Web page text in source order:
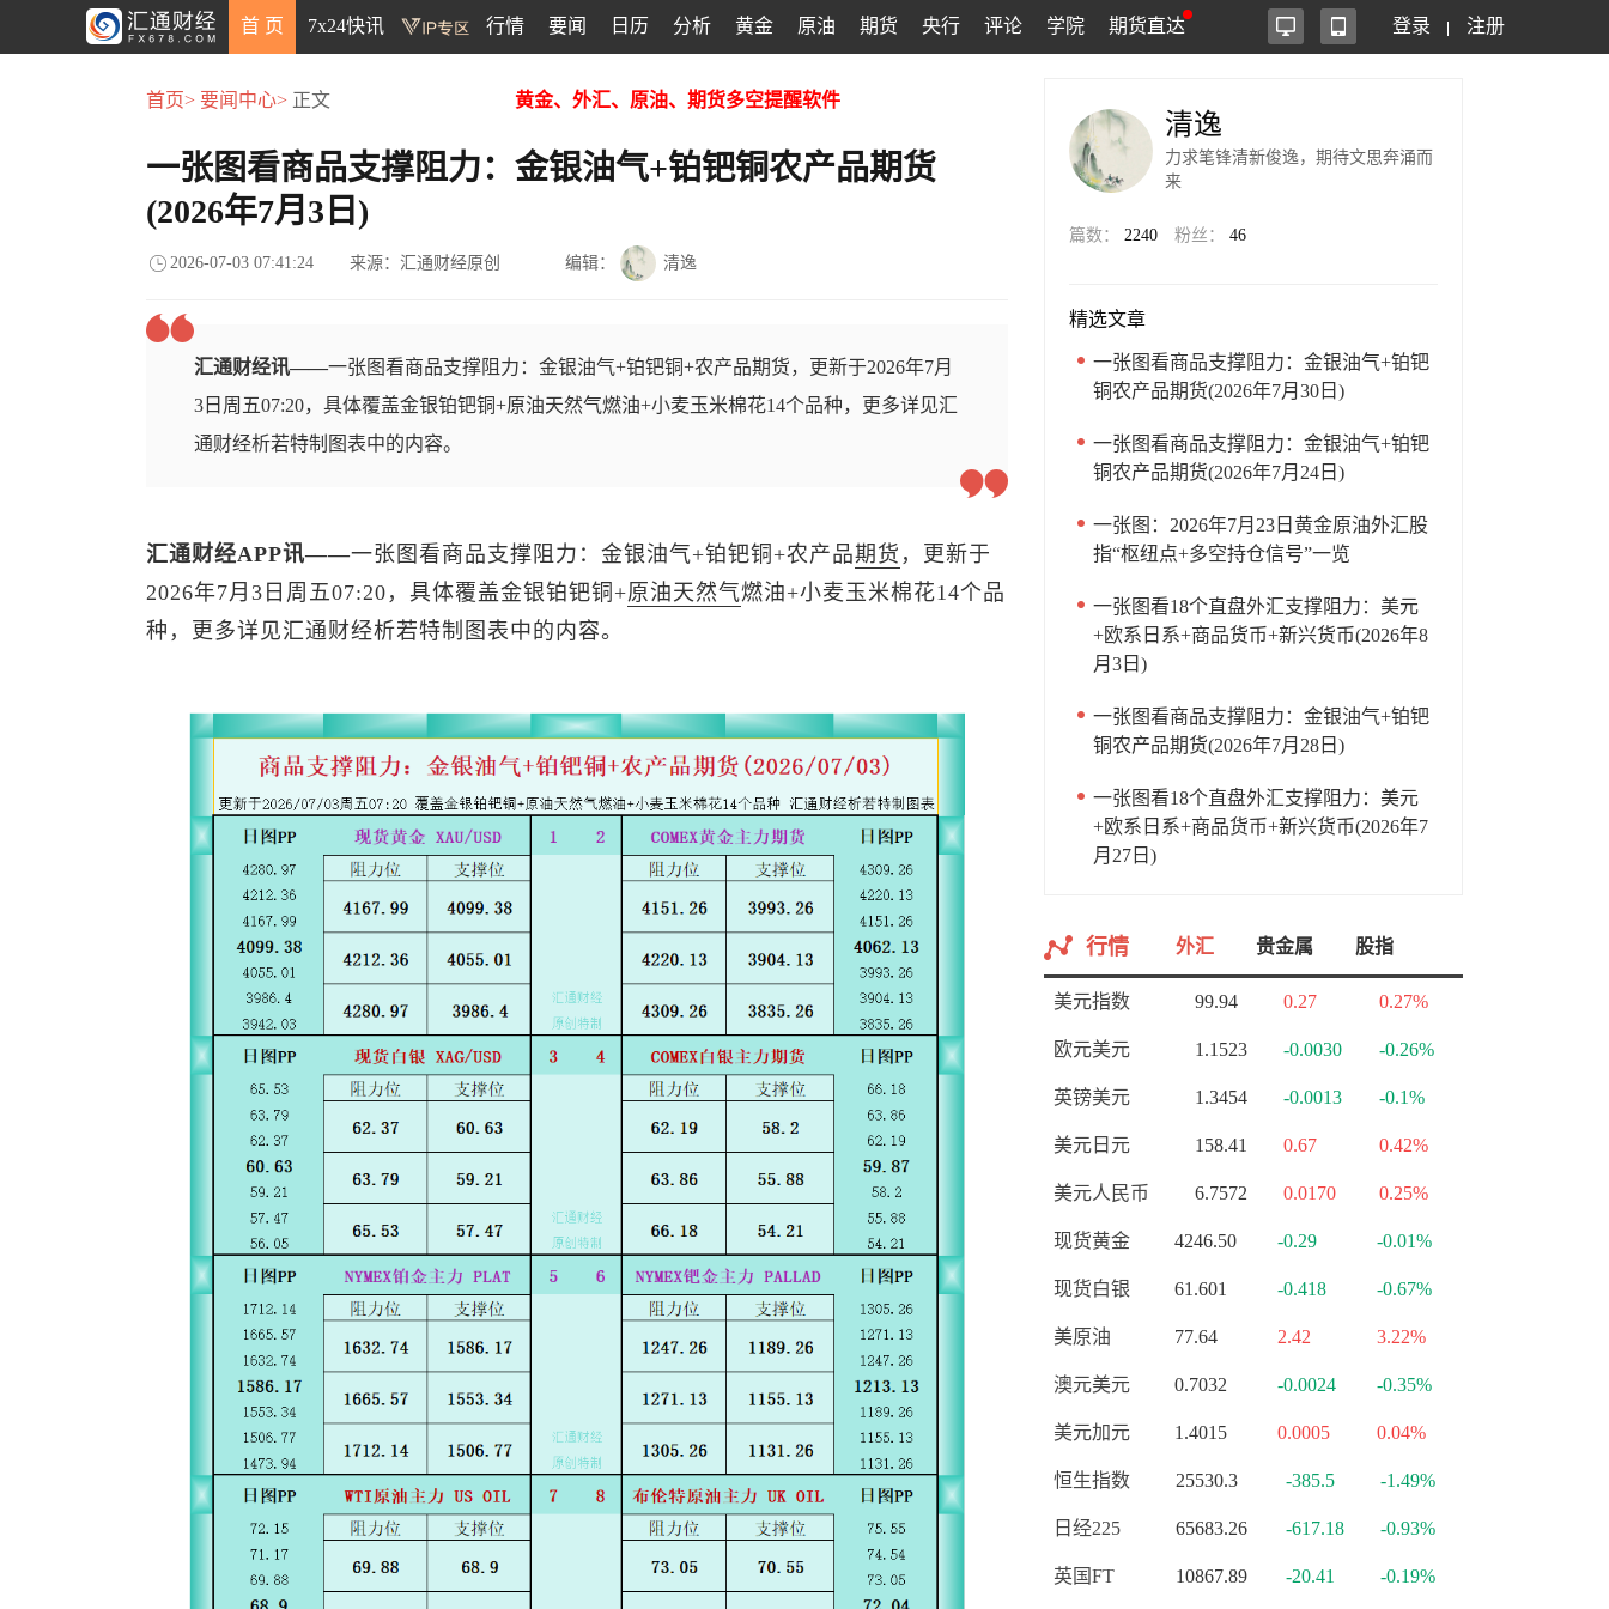
首 页 7x24快讯 行情 要闻 日历 分析 黄金 原油 期货 央行 评论 学院 期货直达 登录 注册
首页> 要闻中心> 正文 黄金、外汇、原油、期货多空提醒软件
一张图看商品支撑阻力：金银油气+铂钯铜农产品期货
(2026年7月3日)
2026-07-03 07:41:24 来源：汇通财经原创 编辑： 清逸
汇通财经讯——一张图看商品支撑阻力：金银油气+铂钯铜+农产品期货，更新于2026年7月
3日周五07:20，具体覆盖金银铂钯铜+原油天然气燃油+小麦玉米棉花14个品种，更多详见汇
通财经析若特制图表中的内容。
汇通财经APP讯——一张图看商品支撑阻力：金银油气+铂钯铜+农产品期货 ，更新于
2026年7月3日周五07:20，具体覆盖金银铂钯铜+原油天然气燃油+小麦玉米棉花14个品
种，更多详见汇通财经析若特制图表中的内容。
清逸
力求笔锋清新俊逸，期待文思奔涌而
来
篇数： 2240 粉丝： 46
精选文章
一张图看商品支撑阻力：金银油气+铂钯
铜农产品期货(2026年7月30日)
一张图看商品支撑阻力：金银油气+铂钯
铜农产品期货(2026年7月24日)
一张图：2026年7月23日黄金原油外汇股
指“枢纽点+多空持仓信号”一览
一张图看18个直盘外汇支撑阻力：美元
+欧系日系+商品货币+新兴货币(2026年8
月3日)
一张图看商品支撑阻力：金银油气+铂钯
铜农产品期货(2026年7月28日)
一张图看18个直盘外汇支撑阻力：美元
+欧系日系+商品货币+新兴货币(2026年7
月27日)
行情 外汇 贵金属 股指
美元指数 99.94 0.27 0.27%
欧元美元 1.1523 -0.0030 -0.26%
英镑美元 1.3454 -0.0013 -0.1%
美元日元 158.41 0.67 0.42%
美元人民币 6.7572 0.0170 0.25%
现货黄金 4246.50 -0.29 -0.01%
现货白银 61.601 -0.418 -0.67%
美原油 77.64 2.42 3.22%
澳元美元 0.7032 -0.0024 -0.35%
美元加元 1.4015 0.0005 0.04%
恒生指数 25530.3 -385.5 -1.49%
日经225 65683.26 -617.18 -0.93%
英国FT 10867.89 -20.41 -0.19%